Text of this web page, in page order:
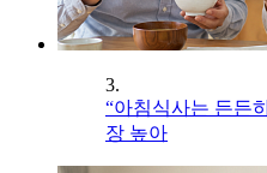
3.
“아침식사는 든든
장 높아